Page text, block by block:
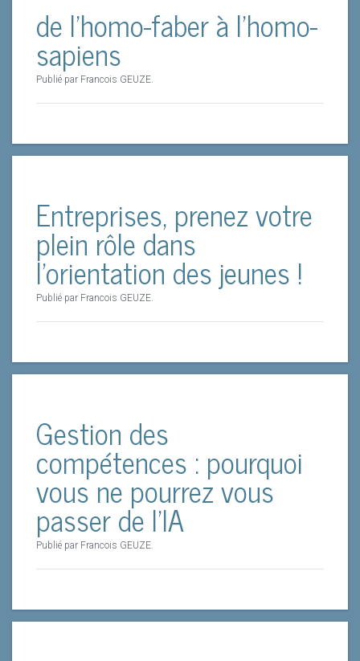
de l'homo-faber à l'homo-
sapiens
Publié par Francois GEUZE.
Entreprises, prenez votre
plein rôle dans
l'orientation des jeunes !
Publié par Francois GEUZE.
Gestion des
compétences : pourquoi
vous ne pourrez vous
passer de l'IA
Publié par Francois GEUZE.